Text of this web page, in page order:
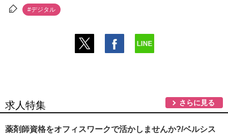
#デジタル
求人特集 さらに見る
薬剤師資格をオフィスワークで活かしませんか?/ベルシス